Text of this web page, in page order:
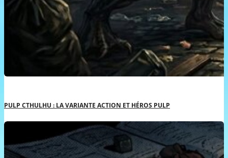
PULP CTHULHU : LA VARIANTE ACTION ET HÉROS PULP